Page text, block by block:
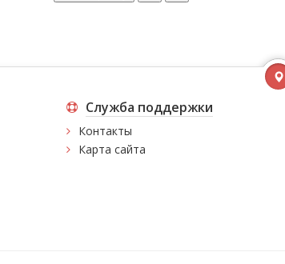
Служба поддержки
Контакты
Карта сайта